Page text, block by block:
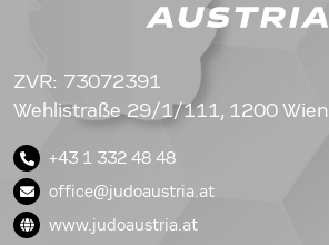
ZVR: 73072391
Wehlistraße 29/1/111, 1200 Wien
+43 1 332 48 48
office@judoaustria.at
www.judoaustria.at